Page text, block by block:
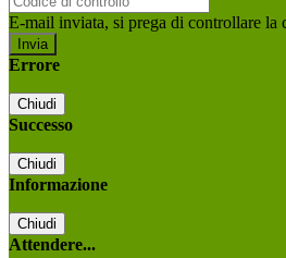
E-mail inviata, si prega di controllare la
Errore
Chiudi
Successo
Chiudi
Informazione
Chiudi
Attendere...